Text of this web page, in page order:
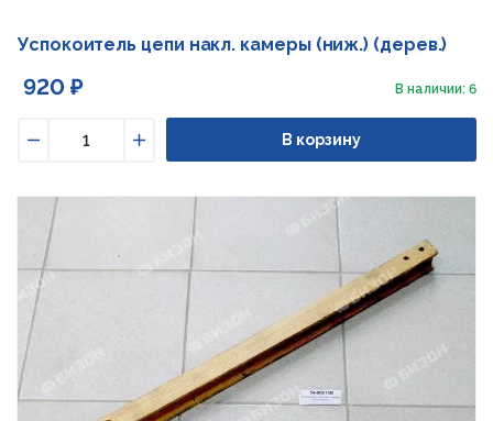
Успокоитель цепи накл. камеры (ниж.) (дерев.)
920 ₽ В наличии: 6
Увеличить
В корзину